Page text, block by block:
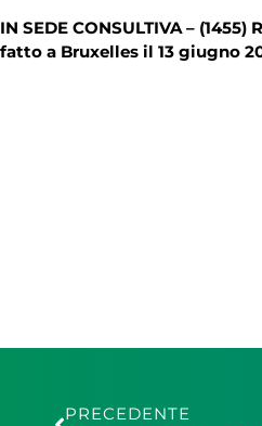
IN SEDE CONSULTIVA –
fatto a Bruxelles il 13 giugno
PRECEDENTE